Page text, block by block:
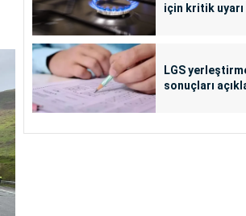
için kritik uyarı
LGS
sonuçları